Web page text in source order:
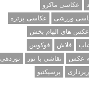
عکاسی ماکرو
ورزشی
عکاسی پرتره
عکس های الهام بخش
فلاش
فوکوس
عکس نقاشی با نور
نوردهی
پرسپکتیو